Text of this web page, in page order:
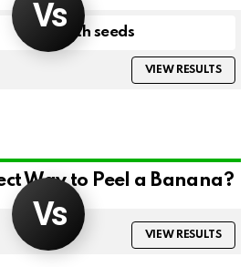
With seeds
VIEW RESULTS
Way to Peel a Banana?
VIEW RESULTS